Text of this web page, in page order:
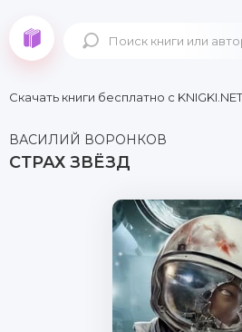
Скачать книги бесплатно c KNIGKI.NET
ВАСИЛИЙ ВОРОНКОВ
СТРАХ ЗВЁЗД